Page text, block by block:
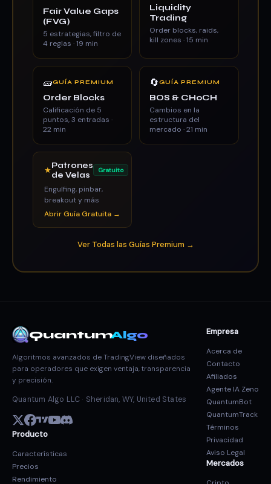
Fair Value Gaps
(FVG)
5 estrategias, filtro de
4 reglas · 19 min
Liquidity
Trading
Order blocks, raids,
kill zones · 15 min
🧱GUÍA PREMIUM
Order Blocks
Calificación de 5
puntos, 3 entradas ·
22 min
🔄GUÍA PREMIUM
BOS & CHoCH
Cambios en la
estructura del
mercado · 21 min
★Patrones
de Velas
Gratuito
Engulfing, pinbar,
breakout y más
Abrir Guía Gratuita →
Ver Todas las Guías Premium →
QuantumAlgo
Algoritmos avanzados de TradingView diseñados
para operadores que exigen ventaja, transparencia
y precisión.
Quantum Algo LLC · Sheridan, WY, United States
Producto
Características
Precios
Rendimiento
Empresa
Acerca de
Contacto
Afiliados
Agente IA Zeno
QuantumBot
QuantumTrack
Términos
Privacidad
Aviso Legal
Mercados